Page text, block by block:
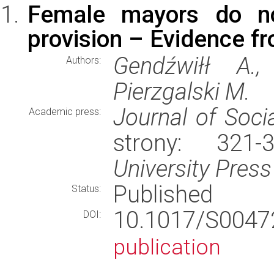
Female mayors do
provision – Evidence
Authors:
Gendźwiłł
Pierzgalski M.
Academic press:
Journal of
strony:
University Press
Status: Published
DOI: 10.1017/
publication